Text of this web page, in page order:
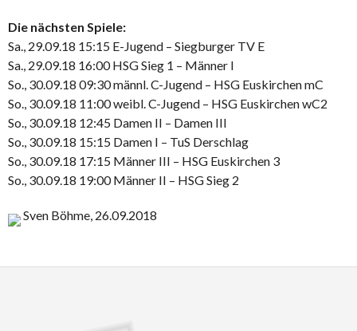
Die nächsten Spiele:
Sa., 29.09.18 15:15 E-Jugend – Siegburger TV E
Sa., 29.09.18 16:00 HSG Sieg 1 – Männer I
So., 30.09.18 09:30 männl. C-Jugend – HSG Euskirchen mC
So., 30.09.18 11:00 weibl. C-Jugend – HSG Euskirchen wC2
So., 30.09.18 12:45 Damen II – Damen III
So., 30.09.18 15:15 Damen I – TuS Derschlag
So., 30.09.18 17:15 Männer III – HSG Euskirchen 3
So., 30.09.18 19:00 Männer II – HSG Sieg 2
Sven Böhme, 26.09.2018